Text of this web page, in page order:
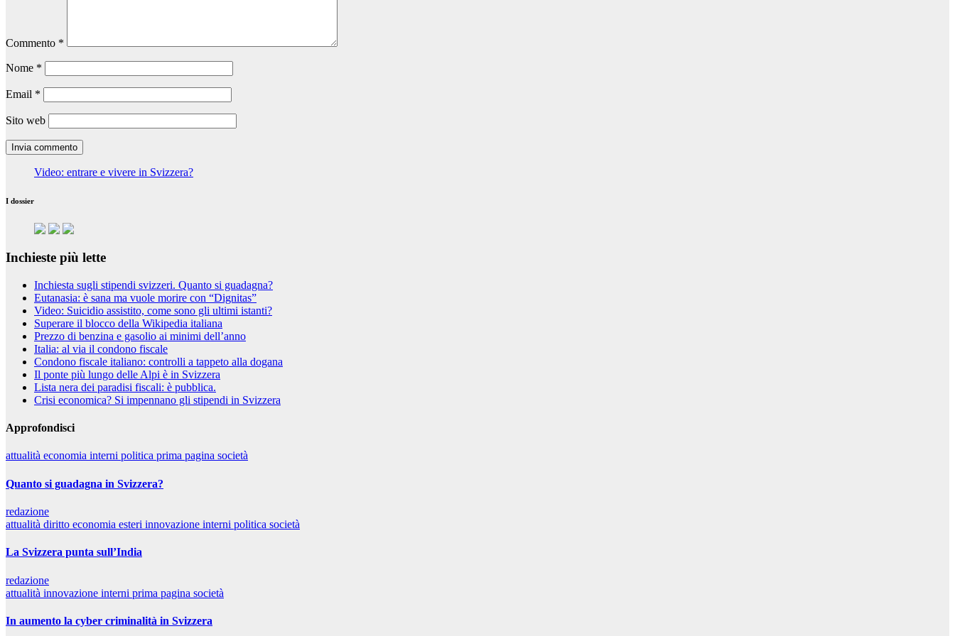
Commento *
Nome *
Email *
Sito web
Video: entrare e vivere in Svizzera?
I dossier
Inchieste più lette
Inchiesta sugli stipendi svizzeri. Quanto si guadagna?
Eutanasia: è sana ma vuole morire con “Dignitas”
Video: Suicidio assistito, come sono gli ultimi istanti?
Superare il blocco della Wikipedia italiana
Prezzo di benzina e gasolio ai minimi dell’anno
Italia: al via il condono fiscale
Condono fiscale italiano: controlli a tappeto alla dogana
Il ponte più lungo delle Alpi è in Svizzera
Lista nera dei paradisi fiscali: è pubblica.
Crisi economica? Si impennano gli stipendi in Svizzera
Approfondisci
attualità economia interni politica prima pagina società
Quanto si guadagna in Svizzera?
redazione
attualità diritto economia esteri innovazione interni politica società
La Svizzera punta sull’India
redazione
attualità innovazione interni prima pagina società
In aumento la cyber criminalità in Svizzera